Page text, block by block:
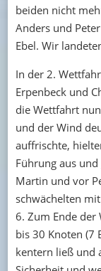
beiden nicht
Anders und
Ebel. Wir
In der 2.
Erpenbeck und
die Wettfahrt
und der Wind
auffrischte,
Führung aus
Martin und vor
schwächelten
6. Zum Ende
bis 30 Knoten (7
kentern ließ und